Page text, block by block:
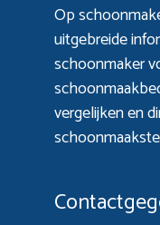
Op
uitgebreide
schoonmaker
vergelijken en